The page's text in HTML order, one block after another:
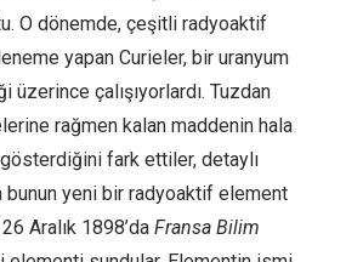
O dönemde, çeşitli radyoaktif
yapan Curieler, bir uranyum
üzerince çalışıyorlardı. Tuzdan
rağmen kalan maddenin hala
fark ettiler, detaylı
bunun yeni bir radyoaktif element
Aralık 1898’da Fransa Bilim